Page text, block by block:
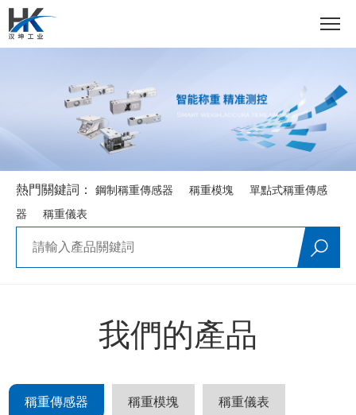
熱門關鍵詞： 鋼制稱重傳感器 稱重模塊
單點式稱重傳感
器
稱重儀表
我們的產品
稱重傳感器 稱重模塊 稱重儀表